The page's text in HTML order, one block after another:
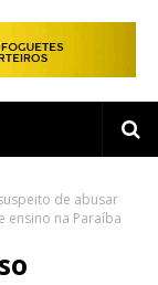
de abusar
ensino na Paraíba